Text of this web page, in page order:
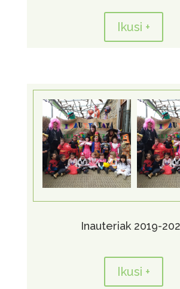
Ikusi +
Inauteriak 2019-
Ikusi +